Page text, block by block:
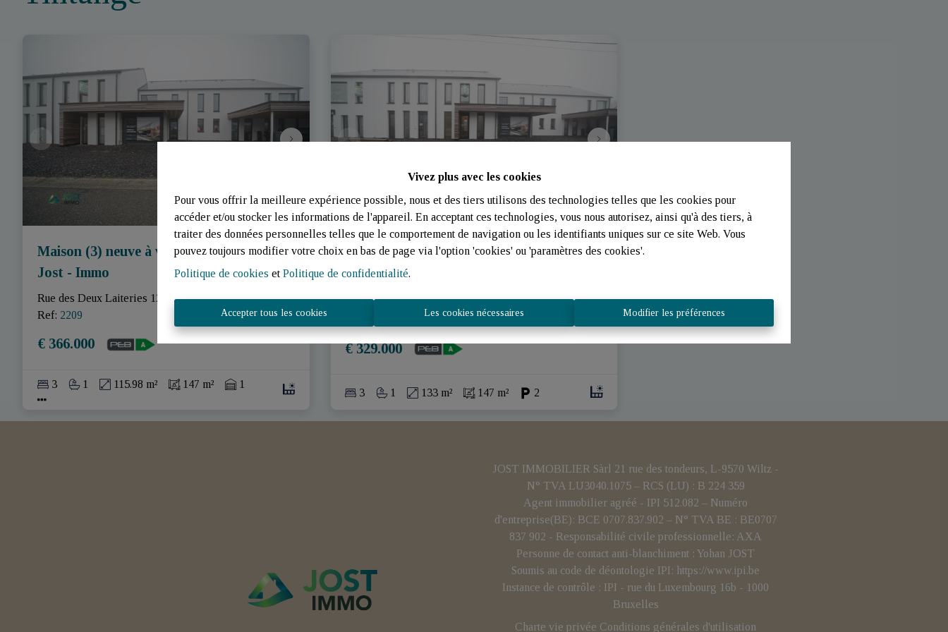
Vivez plus avec les cookies
Pour vous offrir la meilleure expérience possible, nous et des tiers utilisons des technologies telles que les cookies pour
accéder et/ou stocker les informations de l'appareil. En acceptant ces technologies, vous nous autorisez, ainsi qu'à des tiers, à
traiter des données personnelles telles que le comportement de navigation ou les identifiants uniques sur ce site Web. Vous
pouvez toujours modifier votre choix en bas de page via l'option 'cookies' ou 'paramètres des cookies'.
Politique de cookies et Politique de confidentialité.
Accepter tous les cookies Les cookies nécessaires Modifier les préférences
Maison (3) neuve à vendre | Warnach |
Jost - Immo
Rue des Deux Laiteries 129 - 130 , 6637 Tintange |
Ref: 2209
€ 366.000
3 1 115.98 m² 147 m² 1
Maison (4) neuve à vendre | Warnach |
Jost - Immo
Rue des Deux Laiteries 129 - 130 , 6637 Tintange |
€ 329.000
3 1 133 m² 147 m² 2
JOST IMMOBILIER Sàrl 21 rue des tondeurs, L-9570 Wiltz -
N° TVA LU3040.1075 – RCS (LU) : B 224 359
Agent immobilier agréé - IPI 512.082 – Numéro
d'entreprise(BE): BCE 0707.837.902 – N° TVA BE : BE0707
837 902 - Responsabilité civile professionnelle: AXA
Personne de contact anti-blanchiment : Yohan JOST
Soumis au code de déontologie IPI: https://www.ipi.be
Instance de contrôle : IPI - rue du Luxembourg 16b - 1000
Bruxelles
Charte vie privée Conditions générales d'utilisation